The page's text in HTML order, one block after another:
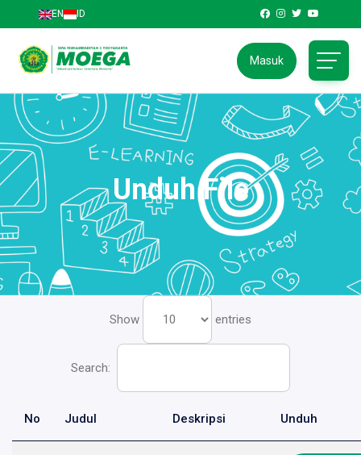
EN ID
Masuk
Unduh File
Show entries
Search:
No Judul Deskripsi Unduh